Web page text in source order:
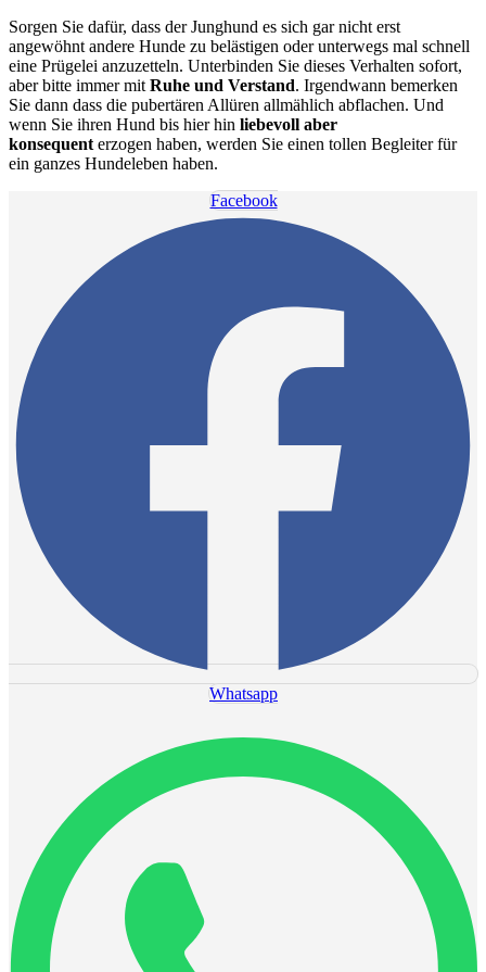
Sorgen Sie dafür, dass der Junghund es sich gar nicht erst
angewöhnt andere Hunde zu belästigen oder unterwegs mal schnell
eine Prügelei anzuzetteln. Unterbinden Sie dieses Verhalten sofort,
aber bitte immer mit Ruhe und Verstand. Irgendwann bemerken
Sie dann dass die pubertären Allüren allmählich abflachen. Und
wenn Sie ihren Hund bis hier hin liebevoll aber
konsequent erzogen haben, werden Sie einen tollen Begleiter für
ein ganzes Hundeleben haben.
Facebook
Whatsapp